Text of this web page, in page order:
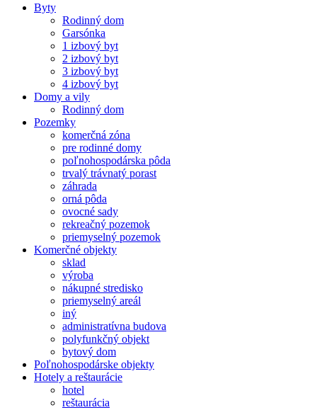
Byty
Rodinný dom
Garsónka
1 izbový byt
2 izbový byt
3 izbový byt
4 izbový byt
Domy a vily
Rodinný dom
Pozemky
komerčná zóna
pre rodinné domy
poľnohospodárska pôda
trvalý trávnatý porast
záhrada
orná pôda
ovocné sady
rekreačný pozemok
priemyselný pozemok
Komerčné objekty
sklad
výroba
nákupné stredisko
priemyselný areál
iný
administratívna budova
polyfunkčný objekt
bytový dom
Poľnohospodárske objekty
Hotely a reštaurácie
hotel
reštaurácia